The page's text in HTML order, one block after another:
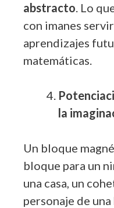
abstracto . Lo
con imanes
aprendizajes
matemáticas.
la
Un bloque
bloque para un
una casa, un
personaje de